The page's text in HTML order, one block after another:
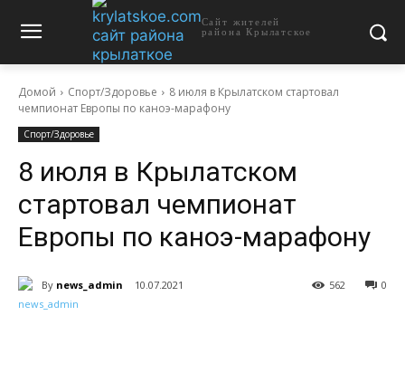
Сайт жителей
района Крылатское
Домой Спорт/Здоровье
8 июля в Крылатском стартовал
чемпионат Европы по каноэ-марафону
Спорт/Здоровье
8 июля в Крылатском
стартовал чемпионат
Европы по каноэ-марафону
By news_admin 10.07.2021 0
562